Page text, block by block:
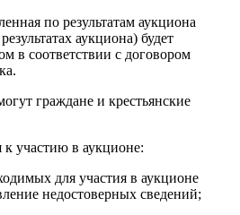
по результатам аукциона
аукциона) будет
в соответствии с договором
граждане и крестьянские
к участию в аукционе:
для участия в аукционе
недостоверных сведений;